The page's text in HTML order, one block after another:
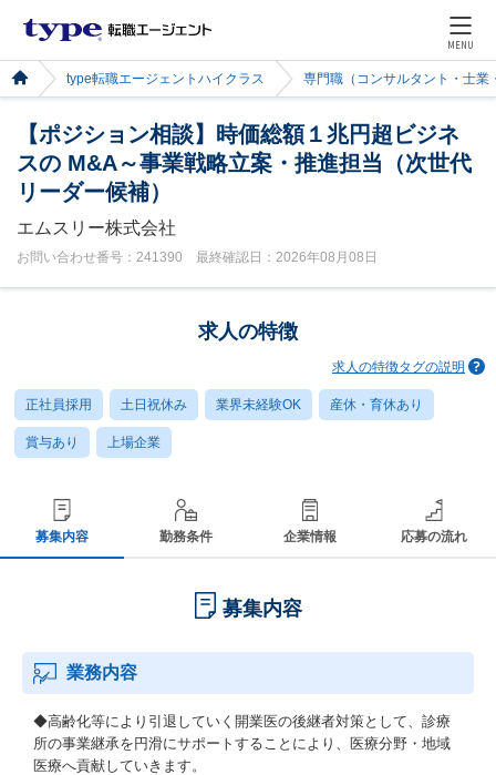
MENU
type転職エージェントハイクラス 専門職（コンサルタント・士業
【ポジション相談】時価総額１兆円超ビジネ
スの M&A～事業戦略立案・推進担当（次世代
リーダー候補）
エムスリー株式会社
お問い合わせ番号：241390 最終確認日：2026年08月08日
求人の特徴
求人の特徴タグの説明
正社員採用 土日祝休み 業界未経験OK 産休・育休あり
賞与あり 上場企業
募集内容 勤務条件 企業情報 応募の流れ
募集内容
業務内容
◆高齢化等により引退していく開業医の後継者対策として、診療
所の事業継承を円滑にサポートすることにより、医療分野・地域
医療へ貢献していきます。